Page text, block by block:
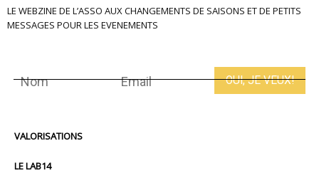
LE WEBZINE DE L’ASSO AUX CHANGEMENTS DE SAISONS ET DE PETITS
MESSAGES POUR LES EVENEMENTS
VALORISATIONS
LE LAB14